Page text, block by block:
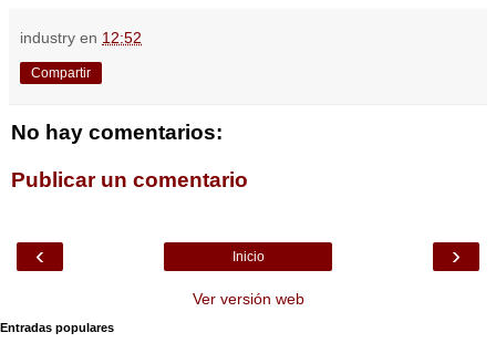
industry en 12:52
Compartir
No hay comentarios:
Publicar un comentario
‹ ›
Inicio
Ver versión web
Entradas populares